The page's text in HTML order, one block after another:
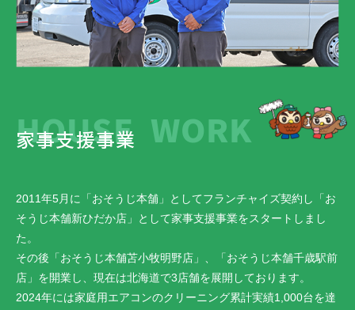
HOUSE WORK
家事支援事業
2011年5月に「おそうじ本舗」としてフランチャイズ契約し「お
そうじ本舗新ひだか店」として家事支援事業をスタートしまし
た。
その後「おそうじ本舗苫小牧明野店」、「おそうじ本舗千歳駅前
店」を開業し、現在は北海道で3店舗を展開しております。
2024年には家庭用エアコンのクリーニング累計実績1,000台を達